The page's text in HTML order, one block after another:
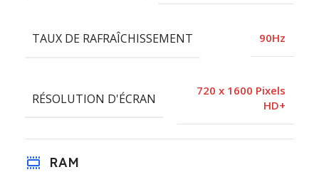
TAUX DE RAFRAÎCHISSEMENT 90Hz
RÉSOLUTION D'ÉCRAN
720 x 1600 Pixels
HD+
RAM